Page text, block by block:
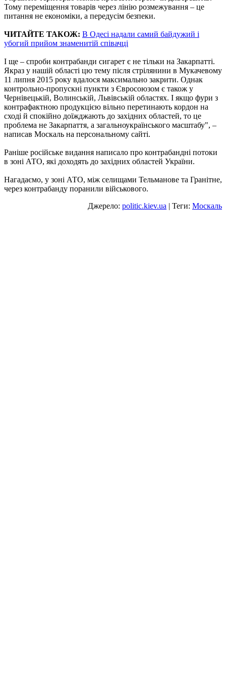
Тому переміщення товарів через лінію розмежування – це
питання не економіки, а передусім безпеки.
ЧИТАЙТЕ ТАКОЖ: В Одесі надали самий байдужий і
убогий прийом знаменитій співачці
І ще – спроби контрабанди сигарет є не тільки на Закарпатті.
Якраз у нашій області цю тему після стрілянини в Мукачевому
11 липня 2015 року вдалося максимально закрити. Однак
контрольно-пропускні пункти з Євросоюзом є також у
Чернівецькій, Волинській, Львівській областях. І якщо фури з
контрафактною продукцією вільно перетинають кордон на
сході й спокійно доїжджають до західних областей, то це
проблема не Закарпаття, а загальноукраїнського масштабу", –
написав Москаль на персональному сайті.
Раніше російське видання написало про контрабандні потоки
в зоні АТО, які доходять до західних областей України.
Нагадаємо, у зоні АТО, між селищами Тельманове та Гранітне,
через контрабанду поранили військового.
Джерело: politic.kiev.ua | Теги: Москаль